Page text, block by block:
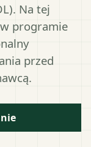
Na tej
programie
przed